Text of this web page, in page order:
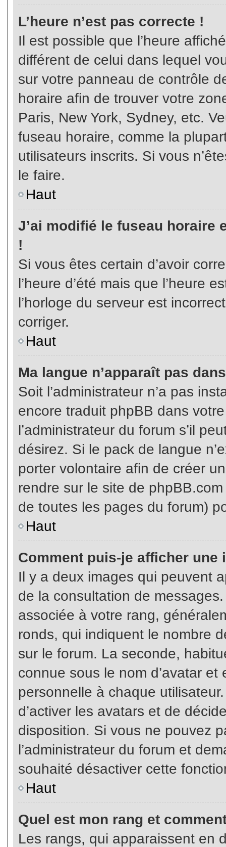
L’heure n’est pas correcte !
Il est possible que l’heure
différent de celui dans lequel
sur votre panneau de contrôle
horaire afin de trouver votre
Paris, New York, Sydney, etc.
fuseau horaire, comme la
utilisateurs inscrits. Si vous
le faire.
Haut
J’ai modifié le fuseau horaire
!
Si vous êtes certain d’avoir
l’heure d’été mais que l’heure
l’horloge du serveur est
corriger.
Haut
Ma langue n’apparaît pas
Soit l’administrateur n’a pas
encore traduit phpBB dans
l’administrateur du forum s’il
désirez. Si le pack de langue
porter volontaire afin de créer
rendre sur le site de
de toutes les pages du forum)
Haut
Comment puis-je afficher une
Il y a deux images qui peuvent
de la consultation de
associée à votre rang,
ronds, qui indiquent le nombre
sur le forum. La seconde,
connue sous le nom d’avatar
personnelle à chaque
d’activer les avatars et de
disposition. Si vous ne pouvez
l’administrateur du forum et
souhaité désactiver cette
Haut
Quel est mon rang et
Les rangs, qui apparaissent en